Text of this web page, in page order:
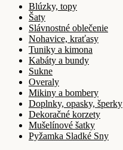
Blúzky, topy
Šaty
Slávnostné oblečenie
Nohavice, kraťasy
Tuniky a kimona
Kabáty a bundy
Sukne
Overaly
Mikiny a bombery
Doplnky, opasky, šperky
Dekoračné korzety
Mušelínové šatky
Pyžamka Sladké Sny